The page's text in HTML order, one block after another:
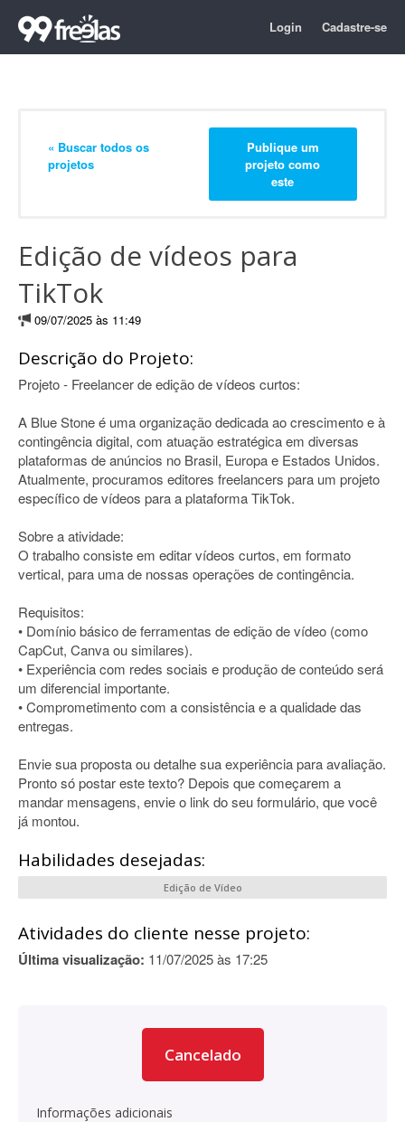
Login Cadastre-se
« Buscar todos os
projetos
Publique um
projeto como
este
Edição de vídeos para
TikTok
09/07/2025 às 11:49
Descrição do Projeto:
Projeto - Freelancer de edição de vídeos curtos:
A Blue Stone é uma organização dedicada ao crescimento e à
contingência digital, com atuação estratégica em diversas
plataformas de anúncios no Brasil, Europa e Estados Unidos.
Atualmente, procuramos editores freelancers para um projeto
específico de vídeos para a plataforma TikTok.
Sobre a atividade:
O trabalho consiste em editar vídeos curtos, em formato
vertical, para uma de nossas operações de contingência.
Requisitos:
• Domínio básico de ferramentas de edição de vídeo (como
CapCut, Canva ou similares).
• Experiência com redes sociais e produção de conteúdo será
um diferencial importante.
• Comprometimento com a consistência e a qualidade das
entregas.
Envie sua proposta ou detalhe sua experiência para avaliação.
Pronto só postar este texto? Depois que começarem a
mandar mensagens, envie o link do seu formulário, que você
já montou.
Habilidades desejadas:
Edição de Vídeo
Atividades do cliente nesse projeto:
Última visualização: 11/07/2025 às 17:25
Cancelado
Informações adicionais